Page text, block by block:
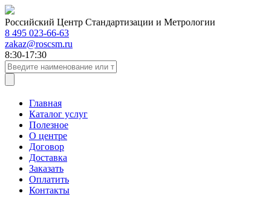
Российский Центр Стандартизации и Метрологии
8 495 023-66-63
zakaz@roscsm.ru
8:30-17:30
Главная
Каталог услуг
Полезное
О центре
Договор
Доставка
Заказать
Оплатить
Контакты